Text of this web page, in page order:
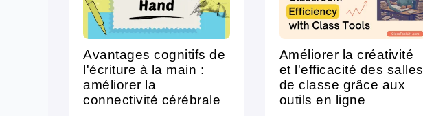
Avantages cognitifs de
l'écriture à la main :
améliorer la
connectivité cérébrale
Améliorer la créativité
et l'efficacité des salles
de classe grâce aux
outils en ligne